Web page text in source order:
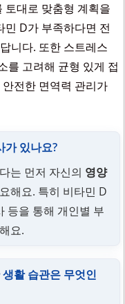
대로 맞춤형 계획을
민 D가 부족하다면 전
니다. 또한 스트레스
를 고려해 균형 있게 접
안전한 면역력 관리가
가 있나요?
는 먼저 자신의 영양
해요. 특히 비타민 D
등을 통해 개인별 부
요.
활 습관은 무엇인